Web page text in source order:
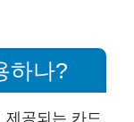
하나?
제공되는 카드